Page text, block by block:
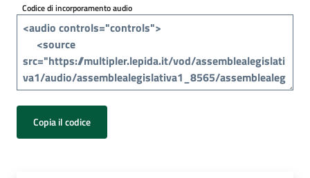
Per
cittadini
Codice di incorporamento audio
Copia il codice